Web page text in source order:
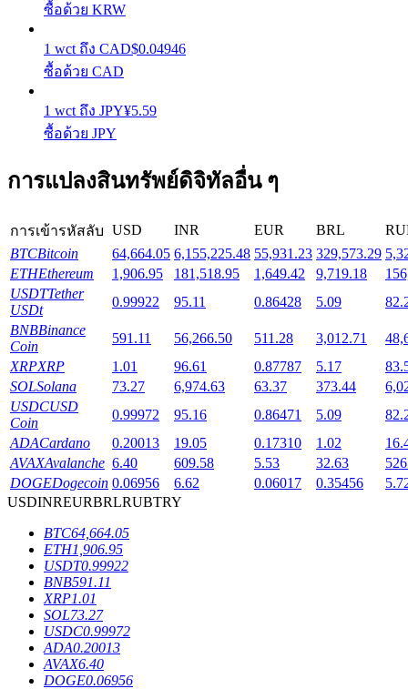
Launchpool
การเซ้งแบบยืดหยุ่นเพื่อรับโทเคนยอดนิยม
การลงทุนพิเศษสำหรับผู้ถือ BTR
เงินกู้
บริการยืมเงินที่ได้รับการสนับสนุนจาก Crypto
ซื้อด้วย KRW
1 wct ถึง CAD$0.04946
ซื้อด้วย CAD
1 wct ถึง JPY¥5.59
ซื้อด้วย JPY
การแปลงสินทรัพย์ดิจิทัลอื่น ๆ
การเข้ารหัสลับ USD INR EUR BRL
BTCBitcoin 64,664.05 6,155,225.48 55,931.23 329,573.29
ETHEthereum 1,906.95 181,518.95 1,649.42 9,719.18
USDTTether
USDt
0.99922 95.11 0.86428 5.09
BNBBinance
Coin
591.11 56,266.50 511.28 3,012.71
XRPXRP 1.01 96.61 0.87787 5.17
SOLSolana 73.27 6,974.63 63.37 373.44
USDCUSD
Coin
0.99972 95.16 0.86471 5.09
ADACardano 0.20013 19.05 0.17310 1.02
AVAXAvalanche 6.40 609.58 5.53 32.63
DOGEDogecoin 0.06956 6.62 0.06017 0.35456
USDINREURBRLRUBTRY
BTC64,664.05
ETH1,906.95
USDT0.99922
BNB591.11
XRP1.01
SOL73.27
USDC0.99972
ADA0.20013
AVAX6.40
DOGE0.06956